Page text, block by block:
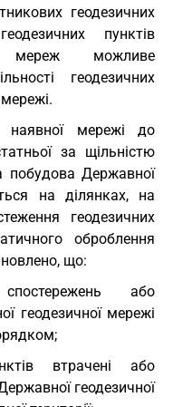
геодезичних
пунктів
мереж можливе
геодезичних
мережі до
за щільністю
побудова Державної
на ділянках, на
геодезичних
оброблення
що:
або
геодезичної мережі
втрачені або
геодезичної